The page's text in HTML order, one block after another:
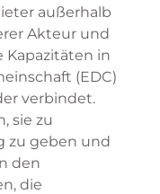
außerhalb
Akteur und
Kapazitäten in
(EDC)
verbindet.
sie zu
zu geben und
den
die